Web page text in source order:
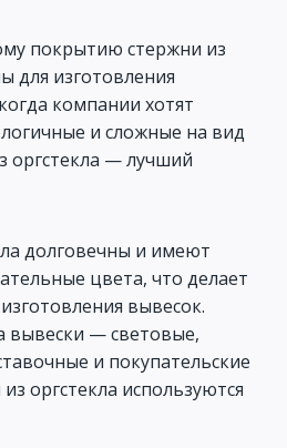
покрытию стержни из
для изготовления
компании хотят
и сложные на вид
оргстекла — лучший
долговечны и имеют
цвета, что делает
вывесок.
вывески — световые,
и покупательские
оргстекла используются